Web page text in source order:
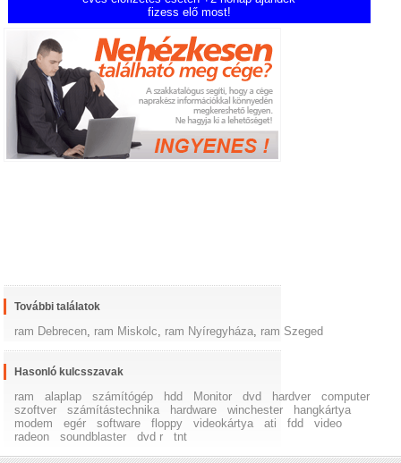
fizess elő most!
További találatok
ram Debrecen, ram Miskolc, ram Nyíregyháza, ram Szeged
Hasonló kulcsszavak
ram alaplap számítógép hdd Monitor dvd hardver
computer
szoftver
számítástechnika hardware winchester
hangkártya
modem
egér software floppy videokártya ati fdd
video
radeon
soundblaster dvd r tnt